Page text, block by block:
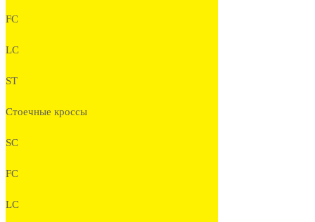
FC
LC
ST
Стоечные кроссы
SC
FC
LC